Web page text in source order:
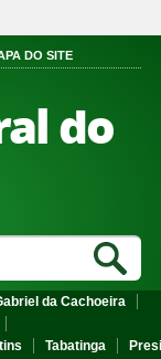
DO SITE
do
da Cachoeira
Tabatinga